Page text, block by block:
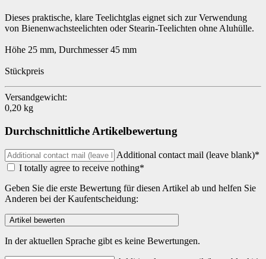
Dieses praktische, klare Teelichtglas eignet sich zur Verwendung
von Bienenwachsteelichten oder Stearin-Teelichten ohne Aluhülle.
Höhe 25 mm, Durchmesser 45 mm
Stückpreis
Versandgewicht:
0,20 kg
Durchschnittliche Artikelbewertung
Additional contact mail (leave blank)*
I totally agree to receive nothing*
Geben Sie die erste Bewertung für diesen Artikel ab und helfen Sie
Anderen bei der Kaufentscheidung:
In der aktuellen Sprache gibt es keine Bewertungen.